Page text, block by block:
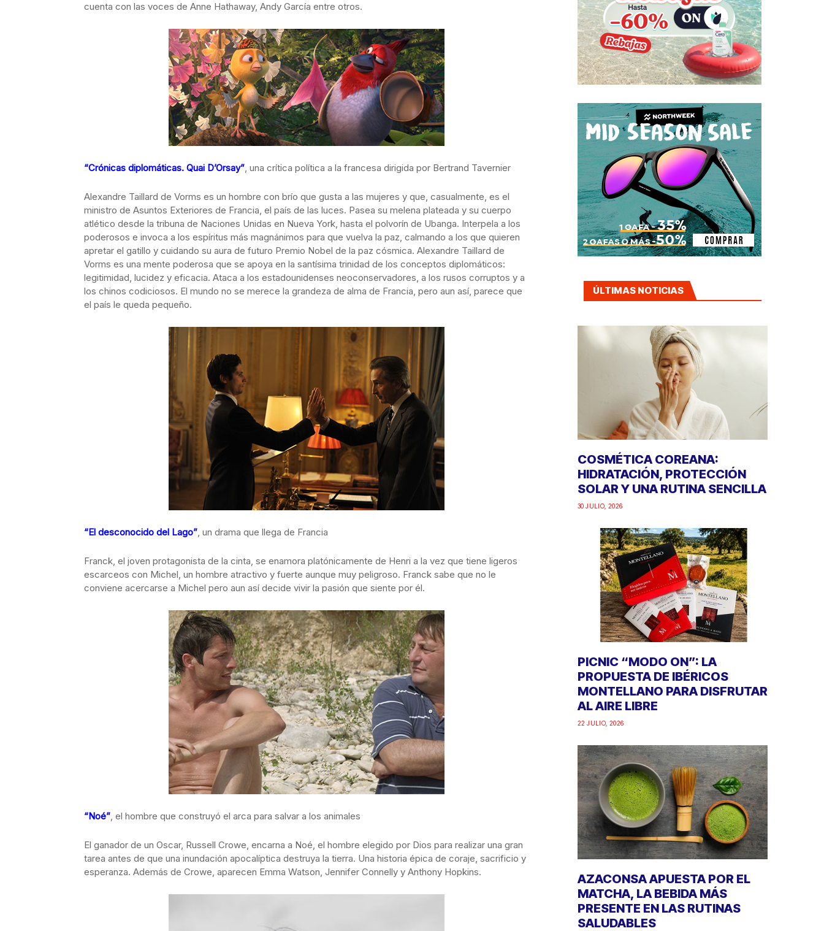
cuenta con las voces de Anne Hathaway, Andy García entre otros.
“Crónicas diplomáticas. Quai D’Orsay”, una crítica política a la francesa dirigida por Bertrand Tavernier
Alexandre Taillard de Vorms es un hombre con brío que gusta a las mujeres y que, casualmente, es el
ministro de Asuntos Exteriores de Francia, el país de las luces. Pasea su melena plateada y su cuerpo
atlético desde la tribuna de Naciones Unidas en Nueva York, hasta el polvorín de Ubanga. Interpela a los
poderosos e invoca a los espíritus más magnánimos para que vuelva la paz, calmando a los que quieren
apretar el gatillo y cuidando su aura de futuro Premio Nobel de la paz cósmica. Alexandre Taillard de
Vorms es una mente poderosa que se apoya en la santísima trinidad de los conceptos diplomáticos:
legitimidad, lucidez y eficacia. Ataca a los estadounidenses neoconservadores, a los rusos corruptos y a
los chinos codiciosos. El mundo no se merece la grandeza de alma de Francia, pero aun así, parece que
el país le queda pequeño.
“El desconocido del Lago”, un drama que llega de Francia
Franck, el joven protagonista de la cinta, se enamora platónicamente de Henri a la vez que tiene ligeros
escarceos con Michel, un hombre atractivo y fuerte aunque muy peligroso. Franck sabe que no le
conviene acercarse a Michel pero aun así decide vivir la pasión que siente por él.
“Noé”, el hombre que construyó el arca para salvar a los animales
El ganador de un Oscar, Russell Crowe, encarna a Noé, el hombre elegido por Dios para realizar una gran
tarea antes de que una inundación apocalíptica destruya la tierra. Una historia épica de coraje, sacrificio y
esperanza. Además de Crowe, aparecen Emma Watson, Jennifer Connelly y Anthony Hopkins.
ÚLTIMAS NOTICIAS
COSMÉTICA COREANA:
HIDRATACIÓN, PROTECCIÓN
SOLAR Y UNA RUTINA SENCILLA
30 JULIO, 2026
PICNIC “MODO ON”: LA
PROPUESTA DE IBÉRICOS
MONTELLANO PARA DISFRUTAR
AL AIRE LIBRE
22 JULIO, 2026
AZACONSA APUESTA POR EL
MATCHA, LA BEBIDA MÁS
PRESENTE EN LAS RUTINAS
SALUDABLES